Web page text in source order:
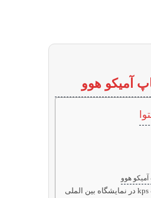
آمیکو هوو
هوو
حضور شرکت kps در نمایشگاه بین الملی